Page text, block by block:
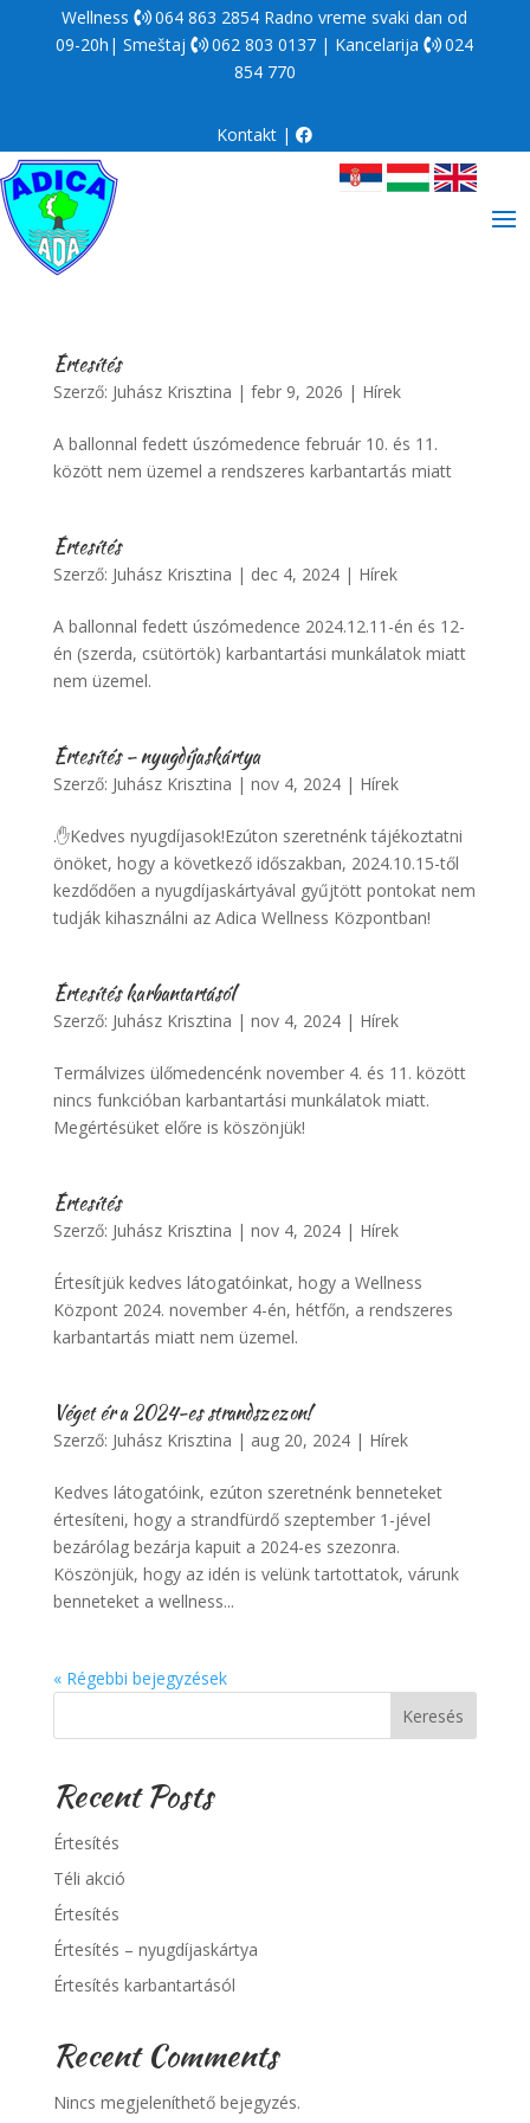
Wellness 064 863 2854 Radno vreme svaki dan od
09-20h| Smeštaj
062 803 0137 | Kancelarija
024
854 770
Kontakt |
Értesítés
Szerző: Juhász Krisztina | febr 9, 2026 | Hírek
A ballonnal fedett úszómedence február 10. és 11.
között nem üzemel a rendszeres karbantartás miatt
Értesítés
Szerző: Juhász Krisztina | dec 4, 2024| Hírek
A ballonnal fedett úszómedence 2024.12.11-én és 12-
én (szerda, csütörtök) karbantartási munkálatok miatt
nem üzemel.
Értesítés – nyugdíjaskártya
Szerző: Juhász Krisztina | nov 4, 2024| Hírek
.✋Kedves nyugdíjasok!Ezúton szeretnénk tájékoztatni
önöket, hogy a következő időszakban, 2024.10.15-től
kezdődően a nyugdíjaskártyával gyűjtött pontokat nem
tudják kihasználni az Adica Wellness Központban!
Értesítés karbantartásól
Szerző: Juhász Krisztina | nov 4, 2024| Hírek
Termálvizes ülőmedencénk november 4. és 11. között
nincs funkcióban karbantartási munkálatok miatt.
Megértésüket előre is köszönjük!
Értesítés
Szerző: Juhász Krisztina | nov 4, 2024| Hírek
Értesítjük kedves látogatóinkat, hogy a Wellness
Központ 2024. november 4-én, hétfőn, a rendszeres
karbantartás miatt nem üzemel.
Véget ér a 2024-es strandszezon!
Szerző: Juhász Krisztina | aug 20, 2024| Hírek
Kedves látogatóink, ezúton szeretnénk benneteket
értesíteni, hogy a strandfürdő szeptember 1-jével
bezárólag bezárja kapuit a 2024-es szezonra.
Köszönjük, hogy az idén is velünk tartottatok, várunk
benneteket a wellness...
« Régebbi bejegyzések
Keresés
Recent Posts
Értesítés
Téli akció
Értesítés
Értesítés – nyugdíjaskártya
Értesítés karbantartásól
Recent Comments
Nincs megjeleníthető bejegyzés.